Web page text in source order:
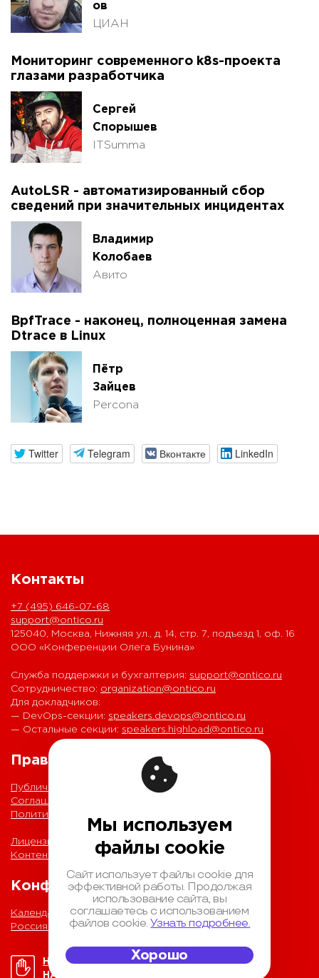
ов
ЦИАН
Мониторинг современного k8s-проекта
глазами разработчика
Сергей
Спорышев
ITSumma
AutoLSR - автоматизированный сбор
сведений при значительных инцидентах
Владимир
Колобаев
Авито
BpfTrace - наконец, полноценная замена
Dtrace в Linux
Пётр
Зайцев
Percona
Twitter Telegram Вконтакте LinkedIn
Контакты
+7 (495) 646-07-68
support@ontico.ru
125040, Москва, Нижняя ул., д. 14, стр. 7, подъезд 1, оф. 16
ООО «Конференции Олега Бунина»
Служба поддержки и бухгалтерия: support@ontico.ru
Сотрудничество: organization@ontico.ru
Для докладчиков:
— DevOps-секции: speakers.devops@ontico.ru
— Остальные секции: speakers.highload@ontico.ru
Конференции
Календарь
Россия IV
НОРМЫ ПОВЕДЕНИЯ
НА КОНФЕРЕНЦИИ
Правовая информация
Публичная оферта
Соглашение на обработку персональных данных
Политика обработки персональных данных
Лицензионный договор с Автором
Контентная политика конференции
Мы используем
файлы cookie
Сайт использует файлы cookie для
эффективной работы. Продолжая
использование сайта, вы
соглашаетесь с использованием
файлов cookie.Узнать подробнее.
Хорошо